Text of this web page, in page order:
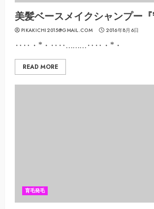
美髪ベースメイクシャンプー『
PIKAKICHI2015@GMAIL.COM 2016年8月6日
‥‥・*・‥‥………‥‥・*・
READ MORE
育毛発毛